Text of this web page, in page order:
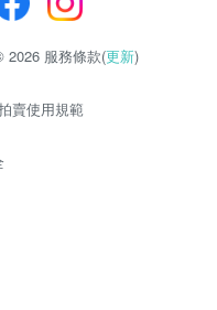
2026 服務條款(更新)
賣使用規範